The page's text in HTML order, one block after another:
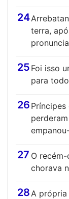
24
terra,
25 Foi isso
para
26 Príncipes
27 O
chorava
28A